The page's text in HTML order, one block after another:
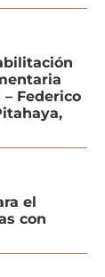
Federico
el
con